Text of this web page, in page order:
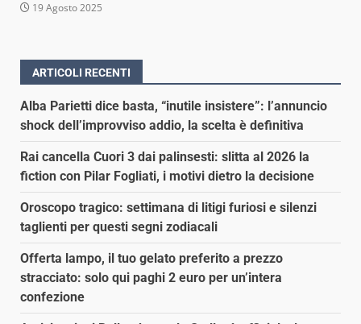
19 Agosto 2025
ARTICOLI RECENTI
Alba Parietti dice basta, “inutile insistere”: l’annuncio
shock dell’improvviso addio, la scelta è definitiva
Rai cancella Cuori 3 dai palinsesti: slitta al 2026 la
fiction con Pilar Fogliati, i motivi dietro la decisione
Oroscopo tragico: settimana di litigi furiosi e silenzi
taglienti per questi segni zodiacali
Offerta lampo, il tuo gelato preferito a prezzo
stracciato: solo qui paghi 2 euro per un’intera
confezione